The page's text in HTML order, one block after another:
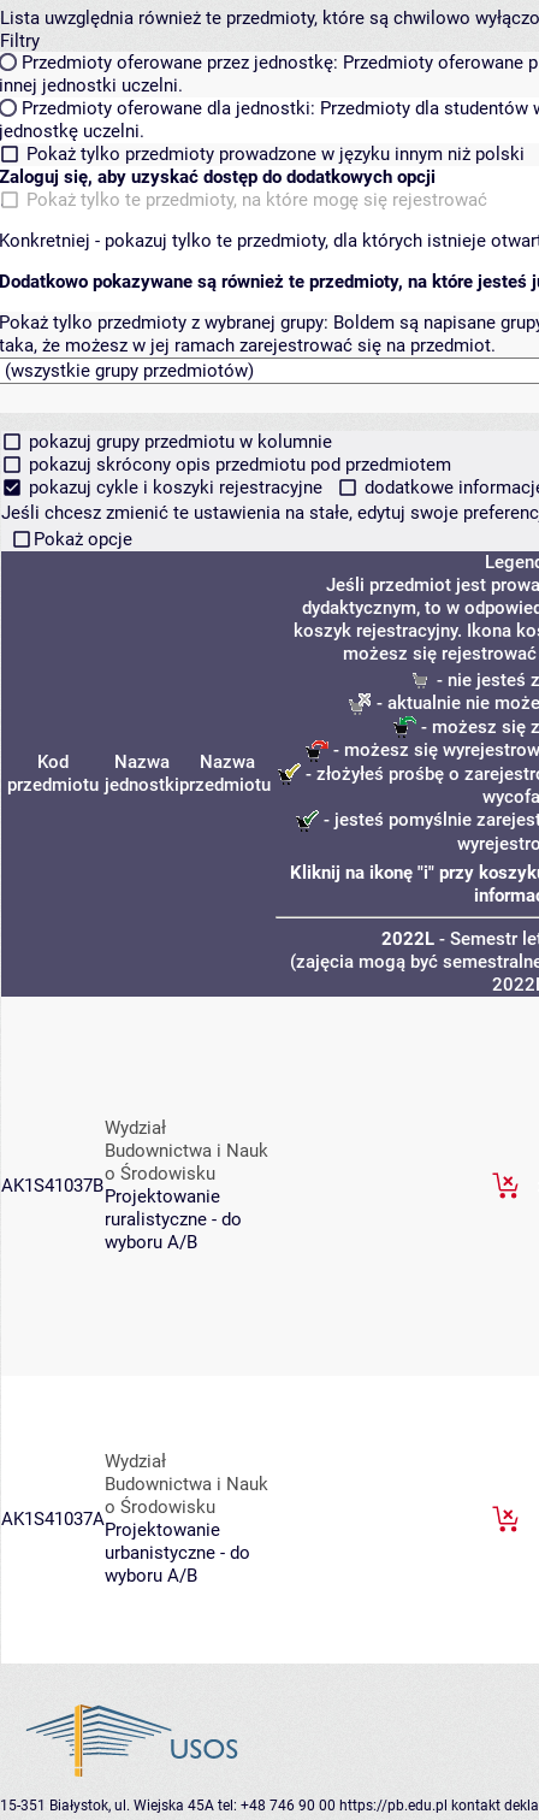
Lista uwzględnia również te przedmioty, które są chwilowo
Filtry
Przedmioty oferowane przez jednostkę: Przedmioty oferowane
innej jednostki uczelni.
Przedmioty oferowane dla jednostki: Przedmioty dla studentów
jednostkę uczelni.
Pokaż tylko przedmioty prowadzone w języku innym niż polski
Zaloguj się, aby uzyskać dostęp do dodatkowych opcji
Pokaż tylko te przedmioty, na które mogę się rejestrować
Konkretniej - pokazuj tylko te przedmioty, dla których istnieje
Dodatkowo pokazywane są również te przedmioty, na które jesteś
Pokaż tylko przedmioty z wybranej grupy: Boldem są napisane
taka, że możesz w jej ramach zarejestrować się na przedmiot.
pokazuj grupy przedmiotu w kolumnie
pokazuj skrócony opis przedmiotu pod przedmiotem
pokazuj cykle i koszyki rejestracyjne
dodatkowe
Jeśli chcesz zmienić te ustawienia na stałe, edytuj swoje
Pokaż opcje
Kod
przedmiotu
Nazwa
jednostki
Nazwa
przedmiotu
Jeśli przedmiot jest
dydaktycznym, to w
koszyk rejestracyjny. Ikona
możesz się
- nie jesteś
- aktualnie nie
- możesz się
- możesz się
- złożyłeś prośbę o
- jesteś pomyślnie
Kliknij na ikonę "i" przy
2022L - Semestr
(zajęcia mogą być
AK1S41037B
Wydział
Budownictwa i Nauk
o Środowisku
Projektowanie
ruralistyczne - do
wyboru A/B
AK1S41037A
Wydział
Budownictwa i Nauk
o Środowisku
Projektowanie
urbanistyczne - do
wyboru A/B
15-351 Białystok, ul. Wiejska 45A tel: +48 746 90 00 https://pb.edu.pl kontakt